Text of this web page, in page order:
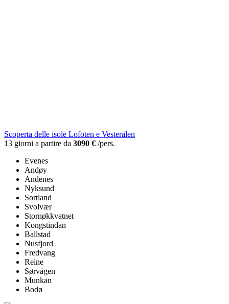
Scoperta delle isole Lofoten e Vesterålen
13 giorni a partire da 3090 € /pers.
Evenes
Andøy
Andenes
Nyksund
Sortland
Svolvær
Stornøkkvatnet
Kongstindan
Ballstad
Nusfjord
Fredvang
Reine
Sørvågen
Munkan
Bodø